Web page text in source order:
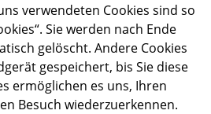
verwendeten Cookies sind so
Sie werden nach Ende
gelöscht. Andere Cookies
gespeichert, bis Sie diese
ermöglichen es uns, Ihren
Besuch wiederzuerkennen.